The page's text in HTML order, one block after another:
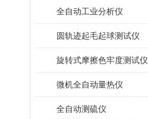
全自动工业分析仪
圆轨迹起毛起球测试仪
旋转式摩擦色牢度测试仪
微机全自动量热仪
全自动测硫仪